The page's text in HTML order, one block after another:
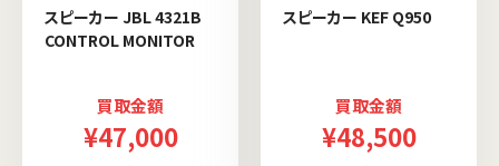
スピーカー JBL 4321B
CONTROL MONITOR
買取金額
¥47,000
スピーカー KEF Q950
買取金額
¥48,500